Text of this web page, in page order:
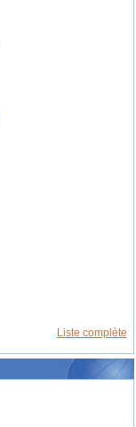
Liste complète